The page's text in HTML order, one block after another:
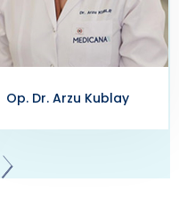
Doç. Dr. Aşkın Doğan